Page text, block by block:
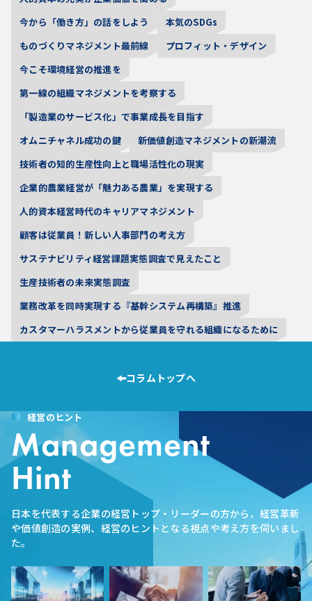
今から「働き方」の話をしよう
本気のSDGs
ものづくりマネジメント最前線
プロフィット・デザイン
今こそ環境経営の推進を
第一線の組織マネジメントを考察する
「製造業のサービス化」で事業成長を目指す
オムニチャネル成功の鍵
新価値創造マネジメントの新潮流
技術者の知的生産性向上と職場活性化の現実
企業的農業経営が「魅力ある農業」を実現する
人的資本経営時代のキャリアマネジメント
顧客は従業員！新しい人事部門の考え方
サステナビリティ経営課題実態調査で見えたこと
生産技術者の未来実態調査
業務改革を同時実現する『基幹システム再構築』推進
カスタマーハラスメントから従業員を守れる組織になるために
コラムトップへ
経営のヒント
Management
Hint
日本を代表する企業の経営トップ・リーダーの方から、経営革新
や価値創造の実例、経営のヒントとなる視点や考え方を伺いまし
た。